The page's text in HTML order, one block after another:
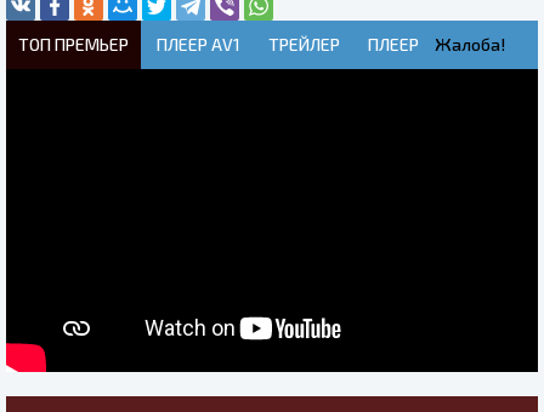
ТОП ПРЕМЬЕР ПЛЕЕР AV1 ТРЕЙЛЕР ПЛЕЕР Жалоба!